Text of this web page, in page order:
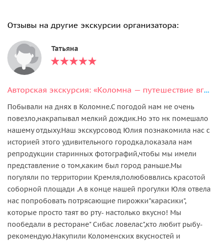
Отзывы на другие экскурсии организатора:
Татьяна
Авторская экскурсия: «Коломна — путешествие вглубь веков»
Побывали на днях в Коломне.С погодой нам не очень
повезло,накрапывал мелкий дождик.Но это нк помешало
нашему отдыху.Наш экскурсовод Юлия познакомила нас с
историей этого удивительного городка,показала нам
репродукции старинных фотографий,чтобы мы имели
представление о том,каким был город раньше.Мы
погуляли по территории Кремля,полюбоввлись красотой
соборной площади .А в конце нашей прогулки Юля отвела
нас попробовать потрясающие пирожки"карасики",
которые просто таят во рту- настолько вкусно! Мы
пообедали в ресторане" Сибас ловелас",кто любит рыбу-
рекомендую.Накупили Коломенских вкусностей и